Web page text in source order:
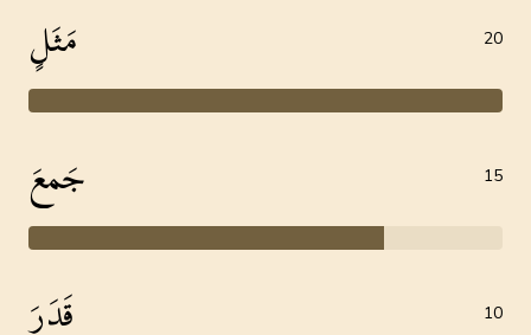
مَثَلٍ 20
جَمعَ 15
قَدَرَ 10